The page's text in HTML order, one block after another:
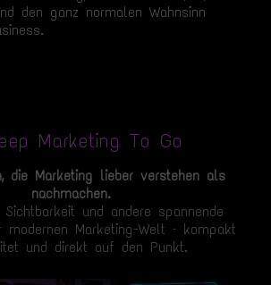
den ganz normalen Wahnsinn
Marketing To Go
die Marketing lieber verstehen als
nachmachen.
Sichtbarkeit und andere spannende
modernen Marketing-Welt – kompakt
und direkt auf den Punkt.